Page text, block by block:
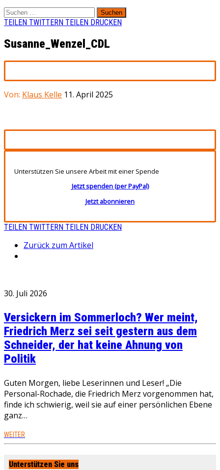
Suchen
nach:
TEILEN TWITTERN TEILEN DRUCKEN
Susanne_Wenzel_CDL
Von: Klaus Kelle 11. April 2025
Unterstützen Sie unsere Arbeit mit einer Spende
Jetzt spenden (per PayPal)
Jetzt abonnieren
TEILEN TWITTERN TEILEN DRUCKEN
Zurück zum Artikel
30. Juli 2026
Versickern im Sommerloch? Wer meint,
Friedrich Merz sei seit gestern aus dem
Schneider, der hat keine Ahnung von
Politik
Guten Morgen, liebe Leserinnen und Leser! „Die
Personal-Rochade, die Friedrich Merz vorgenommen hat,
finde ich schwierig, weil sie auf einer persönlichen Ebene
ganz…
WEITER
Unterstützen Sie uns